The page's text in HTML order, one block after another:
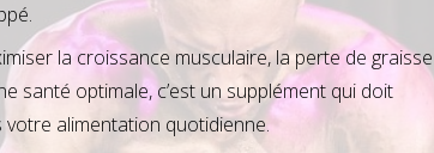
la croissance musculaire, la perte de
santé optimale, c’est un supplément qui doit
alimentation quotidienne.